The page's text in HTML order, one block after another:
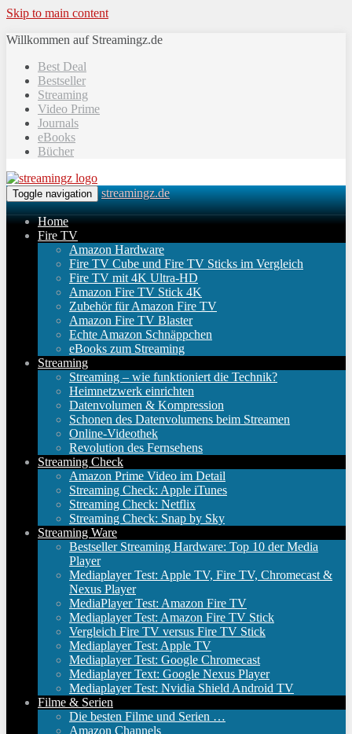
Skip to main content
Willkommen auf Streamingz.de
Best Deal
Bestseller
Streaming
Video Prime
Journals
eBooks
Bücher
Toggle navigation streamingz.de
Home
Fire TV
Amazon Hardware
Fire TV Cube und Fire TV Sticks im Vergleich
Fire TV mit 4K Ultra-HD
Amazon Fire TV Stick 4K
Zubehör für Amazon Fire TV
Amazon Fire TV Blaster
Echte Amazon Schnäppchen
eBooks zum Streaming
Streaming
Streaming – wie funktioniert die Technik?
Heimnetzwerk einrichten
Datenvolumen & Kompression
Schonen des Datenvolumens beim Streamen
Online-Videothek
Revolution des Fernsehens
Streaming Check
Amazon Prime Video im Detail
Streaming Check: Apple iTunes
Streaming Check: Netflix
Streaming Check: Snap by Sky
Streaming Ware
Bestseller Streaming Hardware: Top 10 der Media
Player
Mediaplayer Test: Apple TV, Fire TV, Chromecast &
Nexus Player
MediaPlayer Test: Amazon Fire TV
Mediaplayer Test: Amazon Fire TV Stick
Vergleich Fire TV versus Fire TV Stick
Mediaplayer Test: Apple TV
Mediaplayer Test: Google Chromecast
Mediaplayer Text: Google Nexus Player
Mediaplayer Test: Nvidia Shield Android TV
Filme & Serien
Die besten Filme und Serien …
Amazon Channels